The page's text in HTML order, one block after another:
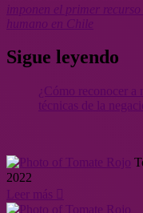
imponen el primer
humano en Chile
Sigue leyendo
¿Cómo reconocer a
técnicas de la
2022
Leer más